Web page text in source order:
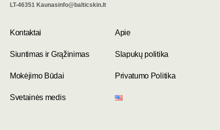
Kontaktai Apie
Siuntimas ir Grąžinimas Slapukų politika
Mokėjimo Būdai Privatumo Politika
Svetainės medis
LT-46351 Kaunasinfo@balticskin.lt